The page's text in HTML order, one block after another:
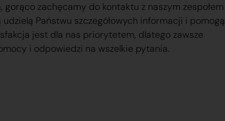
zachęcamy do kontaktu z naszym zespołem
Państwu szczegółowych informacji i pomogą
jest dla nas priorytetem, dlatego zawsze
i odpowiedzi na wszelkie pytania.